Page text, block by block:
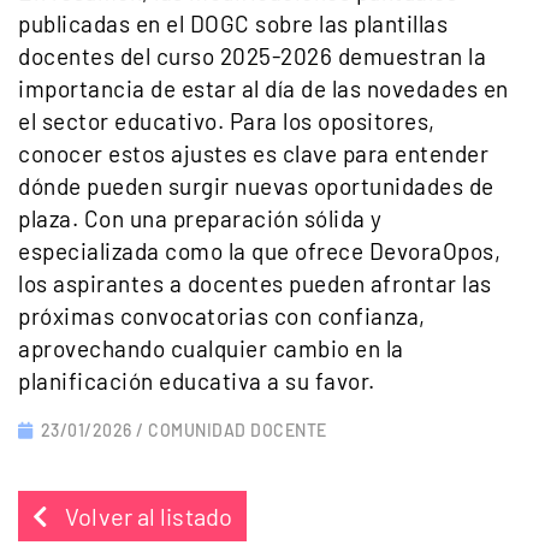
publicadas en el DOGC sobre las plantillas
docentes del curso 2025-2026 demuestran la
importancia de estar al día de las novedades en
el sector educativo. Para los opositores,
conocer estos ajustes es clave para entender
dónde pueden surgir nuevas oportunidades de
plaza. Con una preparación sólida y
especializada como la que ofrece DevoraOpos,
los aspirantes a docentes pueden afrontar las
próximas convocatorias con confianza,
aprovechando cualquier cambio en la
planificación educativa a su favor.
23/01/2026 / COMUNIDAD DOCENTE
Volver al listado